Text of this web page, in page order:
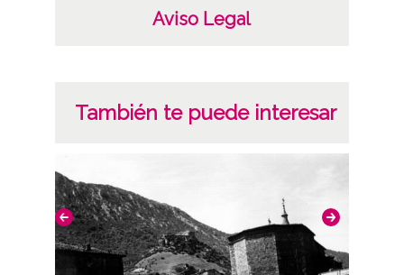
1940, enero, 1 a 1960, diciembre, 31 -
Lugar
Notas
Nº de identificación: 7123 Positivo original:
7123;
Aviso Legal
También te puede interesar